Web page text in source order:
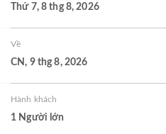
Thứ 7, 8 thg 8, 2026
Về
CN, 9 thg 8, 2026
Hành khách
1 Người lớn